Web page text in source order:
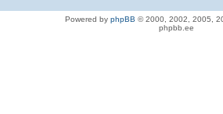
Powered by phpBB © 2000, 2002, 2005,
phpbb.ee